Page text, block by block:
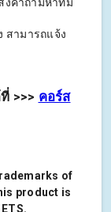
สามารถแจ้ง
>>> คอร์ส
of
product is